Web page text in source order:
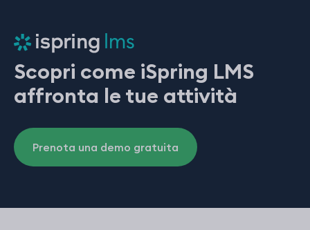
Scopri come iSpring LMS
affronta le tue attività
Prenota una demo gratuita